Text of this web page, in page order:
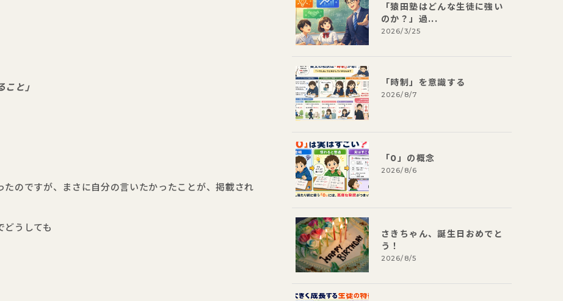
こと」
のですが、まさに自分の言いたかったことが、掲載され
どうしても
「猿田塾はどんな生徒に強い
のか？」過...
2026/3/25
「時制」を意識する
2026/8/7
「0」の概念
2026/8/6
さきちゃん、誕生日おめでと
う！
2026/8/5